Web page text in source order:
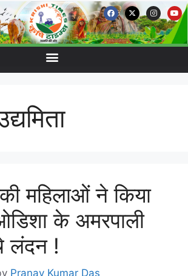
महिलाओं ने किया
के अमरपाली
लंदन !
Pranay Kumar Das